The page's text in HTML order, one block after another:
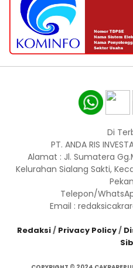
Di
PT. ANDA RIS
Alamat : Jl. Sumatera
Kelurahan Sialang Sakti,
Telepon/
Email :
Redaksi/ Privacy Policy/